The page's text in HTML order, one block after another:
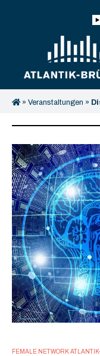
» Veranstaltungen »
FEMALE NETWORK